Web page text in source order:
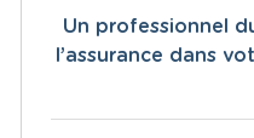
Un professionnel
l’assurance dans